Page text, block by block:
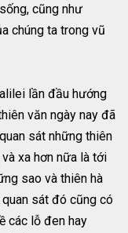
cũng như
chúng ta trong vũ
lần đầu hướng
văn ngày nay đã
sát những thiên
xa hơn nữa là tới
sao và thiên hà
sát đó cũng có
các lỗ đen hay